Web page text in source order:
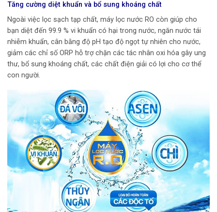
Tăng cường diệt khuẩn và bổ sung khoáng chất
Ngoài việc lọc sạch tạp chất, máy lọc nước RO còn giúp cho
bạn diệt đến 99.9 % vi khuẩn có hại trong nước, ngăn nước tái
nhiễm khuẩn, cân bằng độ pH tạo độ ngọt tự nhiên cho nước,
giảm các chỉ số ORP hỗ trợ chặn các tác nhân oxi hóa gây ung
thư, bổ sung khoáng chất, các chất điện giải có lợi cho cơ thể
con người.